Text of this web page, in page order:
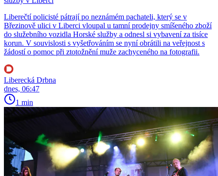
Liberečtí policisté pátrají po neznámém pachateli, který se v
Březinově ulici v Liberci vloupal u tamní prodejny smíšeného zboží
do služebního vozidla Horské služby a odnesl si vybavení za tisíce
korun. V souvislosti s vyšetřováním se nyní obrátili na veřejnost s
žádostí o pomoc při ztotožnění muže zachyceného na fotografii.
Liberecká Drbna
dnes, 06:47
1 min